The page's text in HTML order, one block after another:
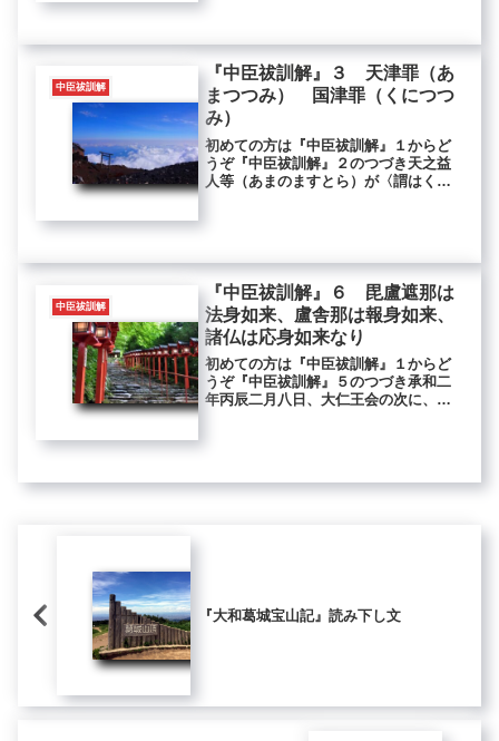
中臣祓訓解
『中臣祓訓解』３ 天津罪（あ
まつつみ） 国津罪（くにつつ
み）
初めての方は『中臣祓訓解』１からど
うぞ『中臣祓訓解』２のつづき天之益
人等（あまのますとら）が〈謂はく、
づ...
中臣祓訓解
『中臣祓訓解』６ 毘盧遮那は
法身如来、盧舎那は報身如来、
諸仏は応身如来なり
初めての方は『中臣祓訓解』１からど
うぞ『中臣祓訓解』５のつづき承和二
年丙辰二月八日、大仁王会の次に、東
神...
『大和葛城宝山記』読み下し文